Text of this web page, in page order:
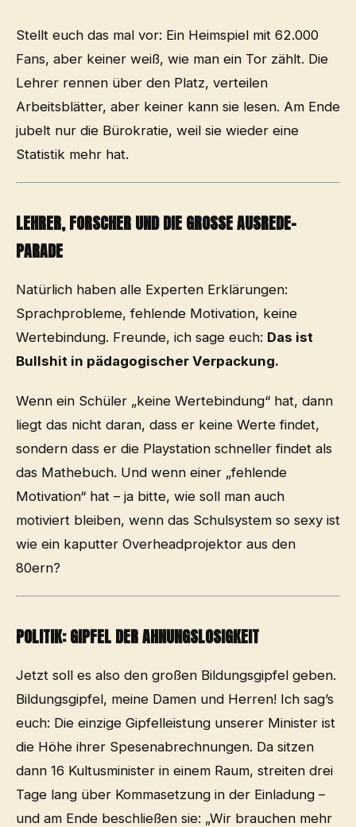
Stellt euch das mal vor: Ein Heimspiel mit 62.000
Fans, aber keiner weiß, wie man ein Tor zählt. Die
Lehrer rennen über den Platz, verteilen
Arbeitsblätter, aber keiner kann sie lesen. Am Ende
jubelt nur die Bürokratie, weil sie wieder eine
Statistik mehr hat.
LEHRER, FORSCHER UND DIE GROSSE AUSREDE-P
ARADE
Natürlich haben alle Experten Erklärungen:
Sprachprobleme, fehlende Motivation, keine
Wertebindung. Freunde, ich sage euch: Das ist
Bullshit in pädagogischer Verpackung.
Wenn ein Schüler „keine Wertebindung“ hat, dann
liegt das nicht daran, dass er keine Werte findet,
sondern dass er die Playstation schneller findet als
das Mathebuch. Und wenn einer „fehlende
Motivation“ hat – ja bitte, wie soll man auch
motiviert bleiben, wenn das Schulsystem so sexy ist
wie ein kaputter Overheadprojektor aus den
80ern?
POLITIK: GIPFEL DER AHNUNGSLOSIGKEIT
Jetzt soll es also den großen Bildungsgipfel geben.
Bildungsgipfel, meine Damen und Herren! Ich sag’s
euch: Die einzige Gipfelleistung unserer Minister ist
die Höhe ihrer Spesenabrechnungen. Da sitzen
dann 16 Kultusminister in einem Raum, streiten drei
Tage lang über Kommasetzung in der Einladung –
und am Ende beschließen sie: „Wir brauchen mehr